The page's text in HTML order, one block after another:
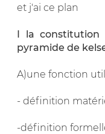
et j'ai ce plan
I la constitution
pyramide de
A)une fonction
- définition
-définition